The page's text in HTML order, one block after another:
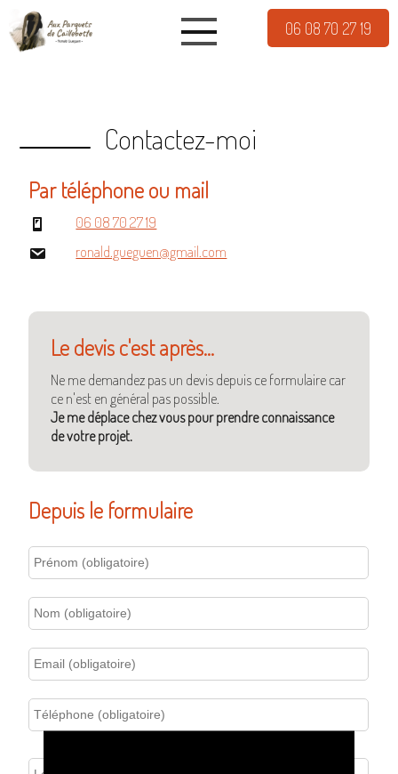
06 08 70 27 19
Contactez-moi
Par téléphone ou mail
06 08 70 27 19
ronald.gueguen@gmail.com
Le devis c'est après...
Ne me demandez pas un devis depuis ce formulaire car
ce n'est en général pas possible.
Je me déplace chez vous pour prendre connaissance
de votre projet.
Depuis le formulaire